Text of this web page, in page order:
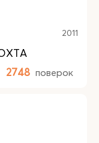
2011
2748 поверок